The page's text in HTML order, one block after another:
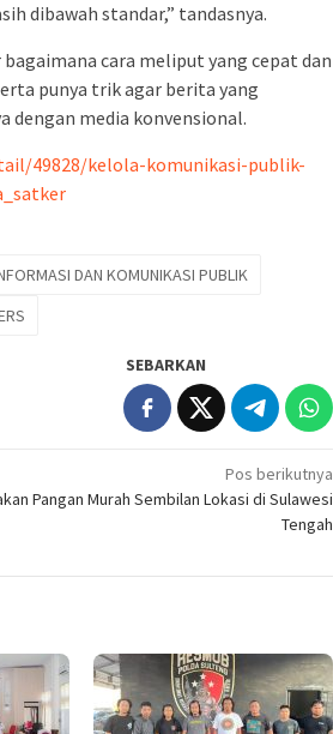
dibawah standar,” tandasnya.
cara meliput yang cepat dan
punya trik agar berita yang
dengan media konvensional.
49828/kelola-komunikasi-publik-
DAN KOMUNIKASI PUBLIK
SEBARKAN
Pos berikutnya
Pangan Murah Sembilan Lokasi di Sulawesi
Tengah